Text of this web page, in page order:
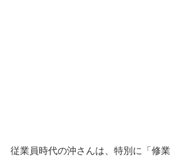
従業員時代の沖さんは、特別に「修業